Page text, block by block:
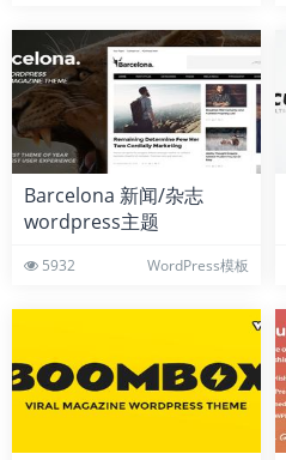
Barcelona 新闻/杂志
wordpress主题
5932 WordPress模板